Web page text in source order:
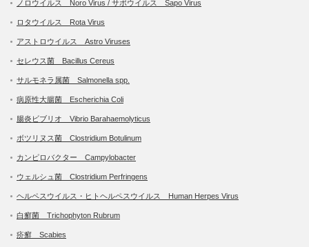
ノロウイルス Noro Virus / サポウイルス Sapo Virus
ロタウイルス Rota Virus
アストロウイルス Astro Viruses
セレウス菌 Bacillus Cereus
サルモネラ属菌 Salmonella spp.
病原性大腸菌 Escherichia Coli
腸炎ビブリオ Vibrio Barahaemolyticus
ボツリヌス菌 Clostridium Botulinum
カンピロバクター Campylobacter
ウェルシュ菌 Clostridium Perfringens
ヘルペスウイルス・ヒトヘルペスウイルス Human Herpes Virus
白癬菌 Trichophyton Rubrum
疥癬 Scabies